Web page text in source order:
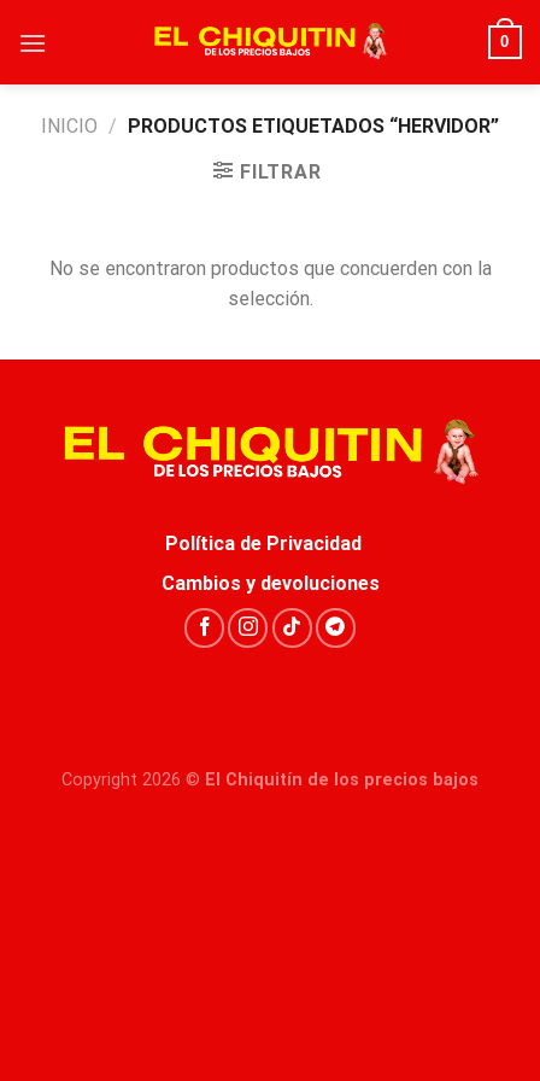
0
INICIO / PRODUCTOS ETIQUETADOS “HERVIDOR”
FILTRAR
No se encontraron productos que concuerden con la
selección.
Política de Privacidad
Cambios y devoluciones
Copyright 2026 © El Chiquitín de los precios bajos